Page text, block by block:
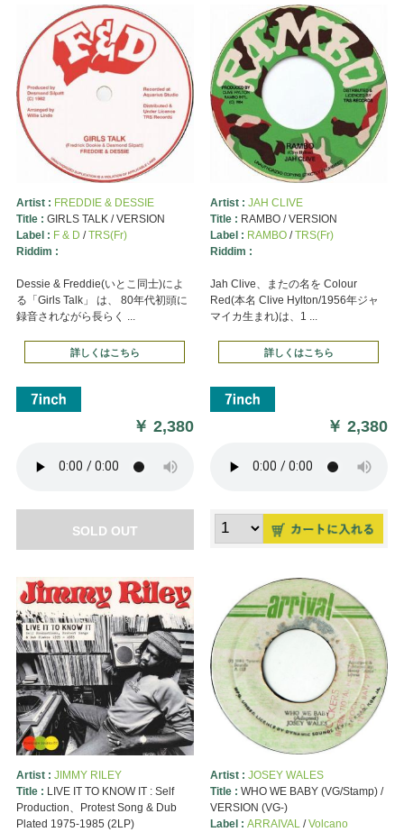
Artist : FREDDIE & DESSIE
Title : GIRLS TALK / VERSION
Label : F & D /TRS(Fr)
Riddim :
Dessie & Freddie(いとこ同士)によ
る「Girls Talk」 は、 80年代初頭に
録音されながら長らく ...
詳しくはこちら
￥2,380
SOLD OUT
Artist : JAH CLIVE
Title : RAMBO / VERSION
Label : RAMBO/TRS(Fr)
Riddim :
Jah Clive、またの名を Colour
Red(本名 Clive Hylton/1956年ジャ
マイカ生まれ)は、1 ...
詳しくはこちら
￥2,380
Artist : JIMMY RILEY
Title : LIVE IT TO KNOW IT : Self
Production、Protest Song & Dub
Plated 1975-1985 (2LP)
Artist : JOSEY WALES
Title : WHO WE BABY (VG/Stamp) /
VERSION (VG-)
Label : ARRAIVAL/Volcano